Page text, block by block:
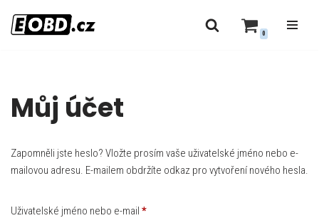
Přeskočit
0
Můj účet
Zapomněli jste heslo? Vložte prosím vaše uživatelské jméno nebo e-
mailovou adresu. E-mailem obdržíte odkaz pro vytvoření nového hesla.
Uživatelské jméno nebo e-mail *